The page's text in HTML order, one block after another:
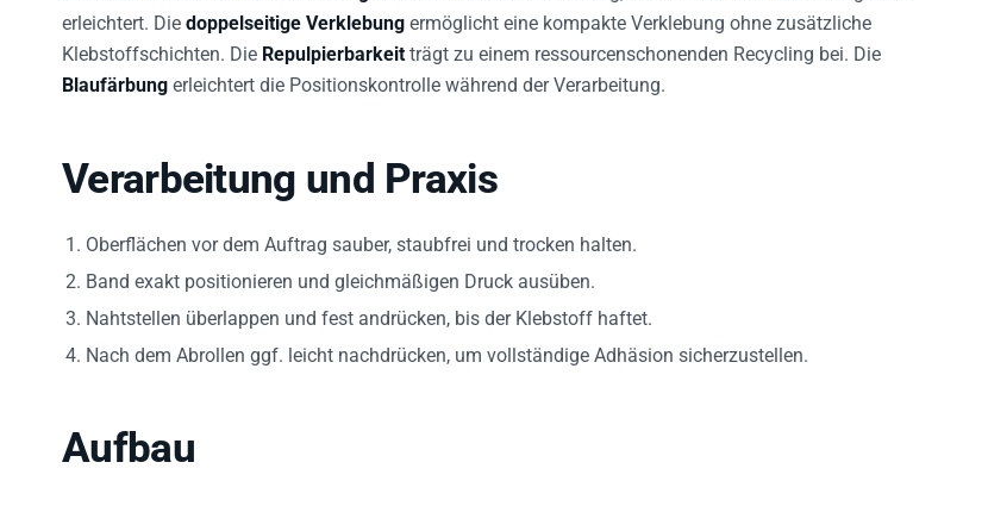
erleichtert. Die doppelseitige Verklebung ermöglicht eine kompakte Verklebung ohne zusätzliche
Klebstoffschichten. Die Repulpierbarkeit trägt zu einem ressourcenschonenden Recycling bei. Die
Blaufärbung erleichtert die Positionskontrolle während der Verarbeitung.
Verarbeitung und Praxis
Oberflächen vor dem Auftrag sauber, staubfrei und trocken halten.
Band exakt positionieren und gleichmäßigen Druck ausüben.
Nahtstellen überlappen und fest andrücken, bis der Klebstoff haftet.
Nach dem Abrollen ggf. leicht nachdrücken, um vollständige Adhäsion sicherzustellen.
Aufbau